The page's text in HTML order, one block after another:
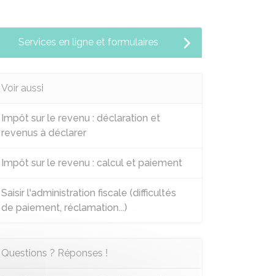
Services en ligne et formulaires
Voir aussi
Impôt sur le revenu : déclaration et
revenus à déclarer
Impôt sur le revenu : calcul et paiement
Saisir l'administration fiscale (difficultés
de paiement, réclamation...)
Questions ? Réponses !